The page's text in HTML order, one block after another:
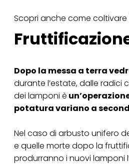
Scopri anche come coltivare
Dopo la messa a terra
durante l’estate, dalle radici
dei lamponi è
potatura variano a
Nel caso di arbusto unifero
e quelle morte dopo la
produrranno i nuovi lamponi